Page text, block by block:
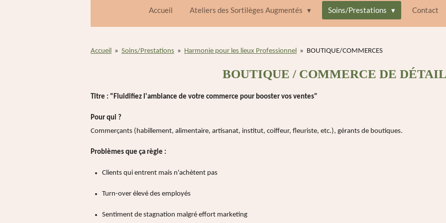
Accueil Ateliers des Sortilèges Augmentés Soins/Prestations Contact
Accueil » Soins/Prestations » Harmonie pour les lieux Professionnel » BOUTIQUE/COMMERCES
BOUTIQUE / COMMERCE DE
Titre : "Fluidifiez l'ambiance de votre commerce pour booster vos ventes"
Pour qui ?
Commerçants (habillement, alimentaire, artisanat, institut, coiffeur, fleuriste, etc.), gérants de boutiques.
Problèmes que ça règle :
Clients qui entrent mais n'achètent pas
Turn-over élevé des employés
Sentiment de stagnation malgré effort marketing